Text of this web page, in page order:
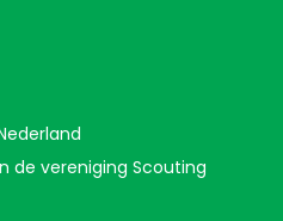
de vereniging Scouting